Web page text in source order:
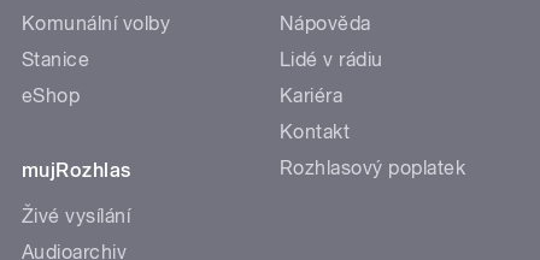
Komunální volby
Stanice
eShop
mujRozhlas
Živé vysílání
Audioarchiv
Nápověda
Lidé v rádiu
Kariéra
Kontakt
Rozhlasový poplatek